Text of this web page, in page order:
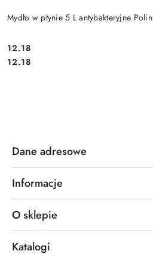
Mydło w płynie 5 L antybakteryjne Polin
Cena:
12.18
Cena:
12.18
Dane adresowe
Informacje
O sklepie
Katalogi